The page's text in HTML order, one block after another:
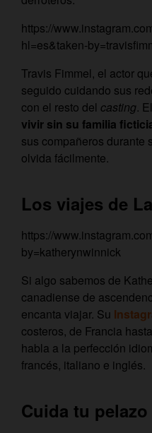
https://
hl=es&taken-
Travis Fimmel, el actor
seguido cuidando sus
con el resto del casting.
vivir sin su familia
sus compañeros durante
olvida fácilmente.
Los viajes de
https://
by=katherynwinnick
Si algo sabemos de
canadiense de
encanta viajar. Su
costeros, de Francia
habla a la perfección
francés, italiano e inglés.
Cuida tu